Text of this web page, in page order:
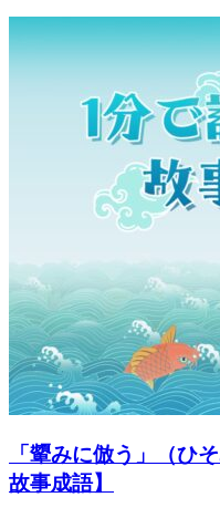
「顰みに倣う」（ひ
故事成語】